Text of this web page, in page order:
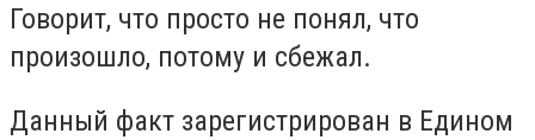
Говорит, что просто не понял, что
произошло, потому и сбежал.
Данный факт зарегистрирован в Едином